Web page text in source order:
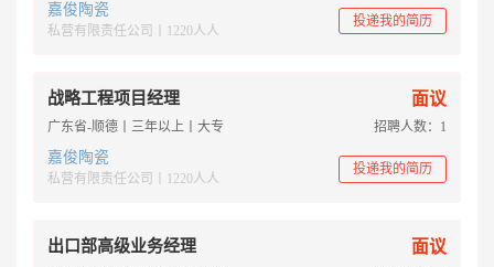
嘉俊陶瓷
私营有限责任公司丨1220人人
投递我的简历
战略工程项目经理 面议
广东省-顺德丨三年以上丨大专 招聘人数：1
嘉俊陶瓷
私营有限责任公司丨1220人人
投递我的简历
出口部高级业务经理 面议